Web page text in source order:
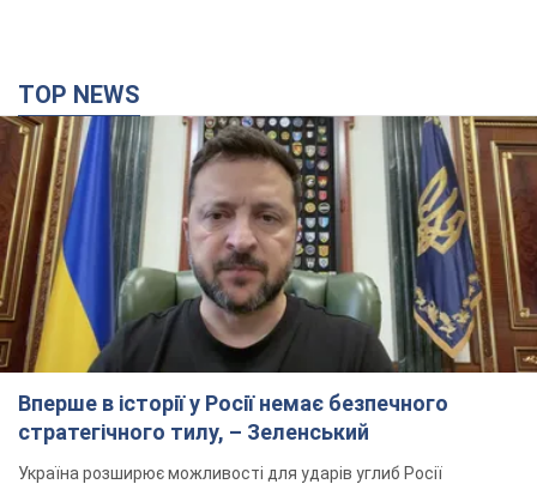
TOP NEWS
Вперше в історії у Росії немає безпечного
стратегічного тилу, – Зеленський
Україна розширює можливості для ударів углиб Росії